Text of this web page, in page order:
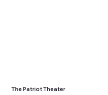
The Patriot Theater